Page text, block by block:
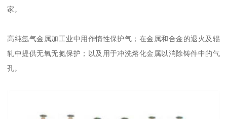
家。
高纯氩气金属加工业中用作惰性保护气；在金属和合金的退火及辊
轧中提供无氧无氮保护；以及用于冲洗熔化金属以消除铸件中的气
孔。